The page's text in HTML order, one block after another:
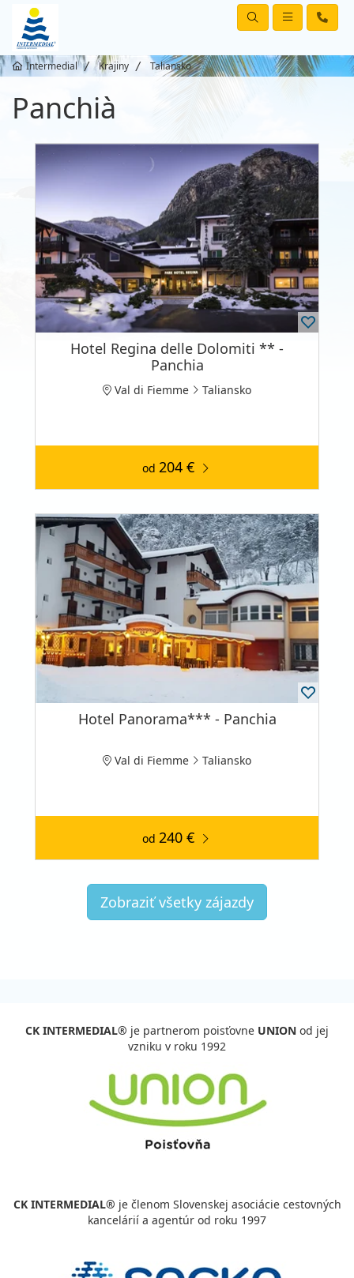
Intermedial Krajiny Taliansko
Panchià
Hotel Regina delle Dolomiti ** -
Panchia
Val di Fiemme Taliansko
od204 €
Hotel Panorama*** - Panchia
Val di Fiemme Taliansko
od 240 €
Zobraziť všetky zájazdy
CK INTERMEDIAL® je partnerom poisťovne UNION od jej
vzniku v roku 1992
CK INTERMEDIAL® je členom Slovenskej asociácie cestovných
kancelárií a agentúr od roku 1997